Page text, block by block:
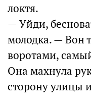
локтя.
— Уйди,
молодка. — Вон
воротами,
Она махнула
сторону улицы